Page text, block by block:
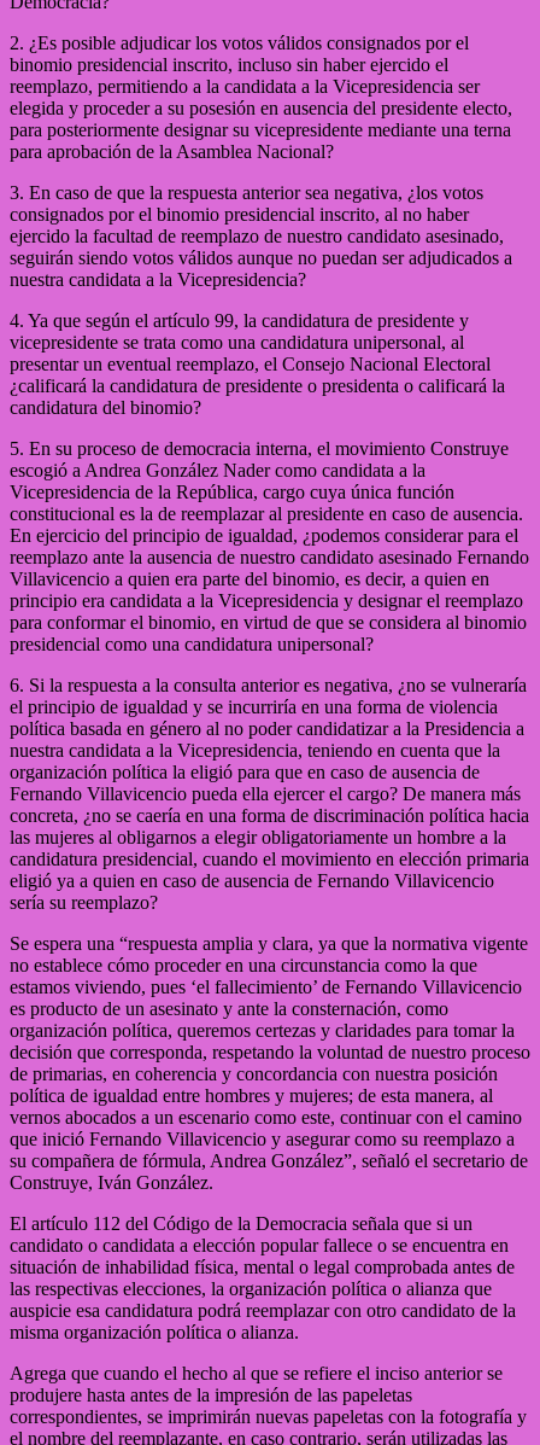
2. ¿Es posible adjudicar los votos válidos consignados por el
binomio presidencial inscrito, incluso sin haber ejercido el
reemplazo, permitiendo a la candidata a la Vicepresidencia ser
elegida y proceder a su posesión en ausencia del presidente electo,
para posteriormente designar su vicepresidente mediante una terna
para aprobación de la Asamblea Nacional?
3. En caso de que la respuesta anterior sea negativa, ¿los votos
consignados por el binomio presidencial inscrito, al no haber
ejercido la facultad de reemplazo de nuestro candidato asesinado,
seguirán siendo votos válidos aunque no puedan ser adjudicados a
nuestra candidata a la Vicepresidencia?
4. Ya que según el artículo 99, la candidatura de presidente y
vicepresidente se trata como una candidatura unipersonal, al
presentar un eventual reemplazo, el Consejo Nacional Electoral
¿calificará la candidatura de presidente o presidenta o calificará la
candidatura del binomio?
5. En su proceso de democracia interna, el movimiento Construye
escogió a Andrea González Nader como candidata a la
Vicepresidencia de la República, cargo cuya única función
constitucional es la de reemplazar al presidente en caso de ausencia.
En ejercicio del principio de igualdad, ¿podemos considerar para el
reemplazo ante la ausencia de nuestro candidato asesinado Fernando
Villavicencio a quien era parte del binomio, es decir, a quien en
principio era candidata a la Vicepresidencia y designar el reemplazo
para conformar el binomio, en virtud de que se considera al binomio
presidencial como una candidatura unipersonal?
6. Si la respuesta a la consulta anterior es negativa, ¿no se vulneraría
el principio de igualdad y se incurriría en una forma de violencia
política basada en género al no poder candidatizar a la Presidencia a
nuestra candidata a la Vicepresidencia, teniendo en cuenta que la
organización política la eligió para que en caso de ausencia de
Fernando Villavicencio pueda ella ejercer el cargo? De manera más
concreta, ¿no se caería en una forma de discriminación política hacia
las mujeres al obligarnos a elegir obligatoriamente un hombre a la
candidatura presidencial, cuando el movimiento en elección primaria
eligió ya a quien en caso de ausencia de Fernando Villavicencio
sería su reemplazo?
Se espera una “respuesta amplia y clara, ya que la normativa vigente
no establece cómo proceder en una circunstancia como la que
estamos viviendo, pues ‘el fallecimiento’ de Fernando Villavicencio
es producto de un asesinato y ante la consternación, como
organización política, queremos certezas y claridades para tomar la
decisión que corresponda, respetando la voluntad de nuestro proceso
de primarias, en coherencia y concordancia con nuestra posición
política de igualdad entre hombres y mujeres; de esta manera, al
vernos abocados a un escenario como este, continuar con el camino
que inició Fernando Villavicencio y asegurar como su reemplazo a
su compañera de fórmula, Andrea González”, señaló el secretario de
Construye, Iván González.
El artículo 112 del Código de la Democracia señala que si un
candidato o candidata a elección popular fallece o se encuentra en
situación de inhabilidad física, mental o legal comprobada antes de
las respectivas elecciones, la organización política o alianza que
auspicie esa candidatura podrá reemplazar con otro candidato de la
misma organización política o alianza.
Agrega que cuando el hecho al que se refiere el inciso anterior se
produjere hasta antes de la impresión de las papeletas
correspondientes, se imprimirán nuevas papeletas con la fotografía y
el nombre del reemplazante, en caso contrario, serán utilizadas las